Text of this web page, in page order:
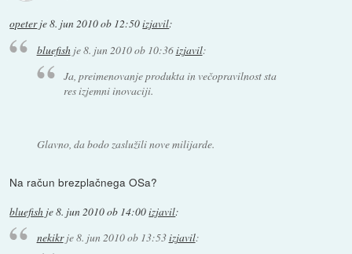
opeterje8. jun 2010 ob 12:50izjavil:
bluefishje8. jun 2010 ob 10:36izjavil:
Ja, preimenovanje produkta in večopravilnost sta
res izjemni inovaciji.
Glavno, da bodo zaslužili nove milijarde.
Na račun brezplačnega OSa?
bluefish je8. jun 2010 ob 14:00izjavil:
nekikrje8. jun 2010 ob 13:53izjavil: